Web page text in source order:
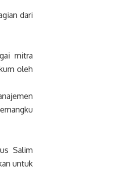
dari
mitra
oleh
Salim
untuk